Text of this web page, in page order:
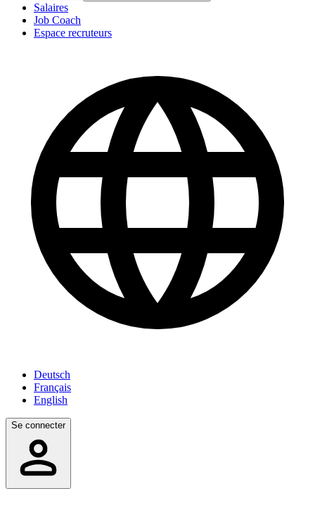
Salaires
Job Coach
Espace recruteurs
Deutsch
Français
English
Se connecter